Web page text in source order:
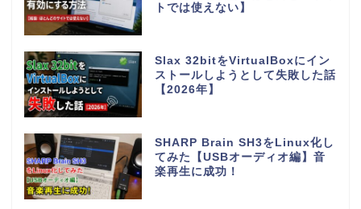
トでは使えない】
Slax 32bitをVirtualBoxにイン
ストールしようとして失敗した話
【2026年】
SHARP Brain SH3をLinux化し
てみた【USBオーディオ編】音
楽再生に成功！